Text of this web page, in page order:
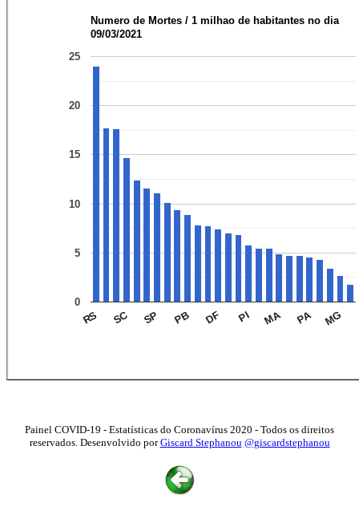
Numero de Mortes / 1 milhao de habitantes no dia
09/03/2021
RS SC SP PB DF PI MA PA MG
0
5
10
15
20
25
Painel COVID-19 - Estatísticas do Coronavírus 2020 - Todos os direitos
reservados. Desenvolvido porGiscard Stephanou @giscardstephanou